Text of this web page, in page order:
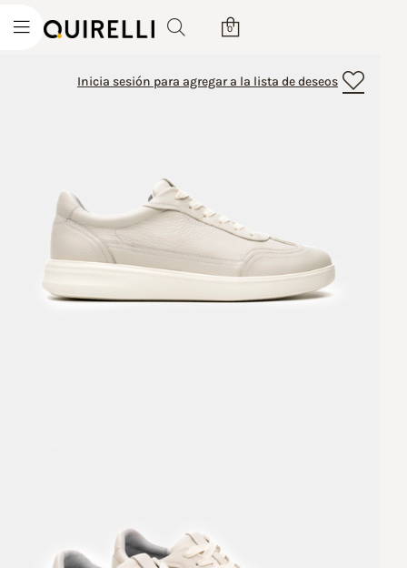
0
Inicia sesión para agregar a la lista de deseos